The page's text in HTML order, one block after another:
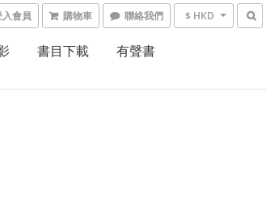
入會員 購物車 聯絡我們 $ HKD
書目下載 有聲書